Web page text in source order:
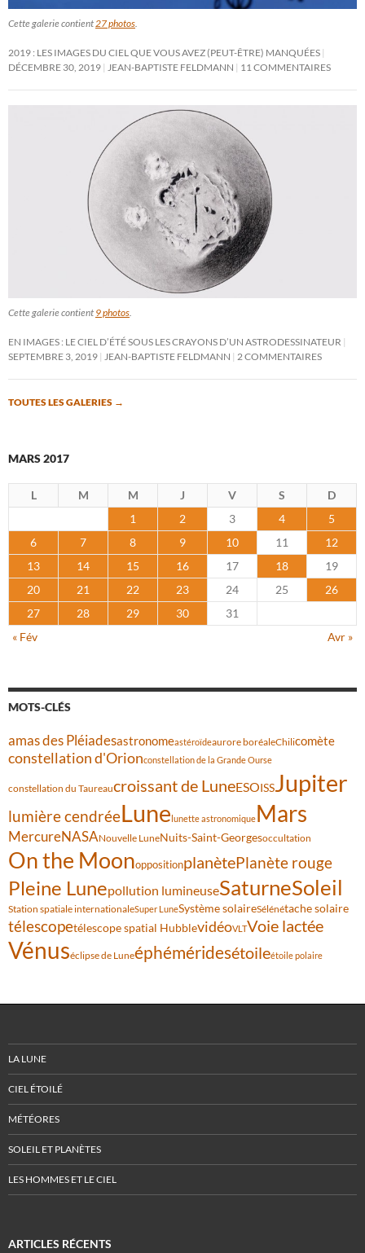
Cette galerie contient 27 photos
2019 : LES IMAGES DU CIEL QUE VOUS AVEZ (PEUT-ÊTRE) MANQUÉES
DÉCEMBRE 30, 2019
JEAN-BAPTISTE FELDMANN 11 COMMENTAIRES
Cette galerie contient 9 photos
EN IMAGES : LE CIEL D’ÉTÉ SOUS LES CRAYONS D’UN ASTRODESSINATEUR
SEPTEMBRE 3, 2019
JEAN-BAPTISTE FELDMANN 2 COMMENTAIRES
TOUTES LES GALERIES →
MARS 2017
L M M J V S
D
1
2 3 4
5
6
7 8 9 10 11
12
13
14 15 16 17 18
19
20
21 22 23 24 25
26
27
28 29 30
31
« Fév
Avr »
MOTS-CLÉS
amas des Pléiadesastronomeastéroïdeaurore boréaleChilicomète
constellation d'Orionconstellation de la Grande Ourse
constellation du Taureaucroissant de LuneESOISSJupiter
lumière cendréeLunelunette astronomiqueMars
MercureNASANouvelle LuneNuits-Saint-Georgesoccultation
On the MoonoppositionplanètePlanète rouge
Pleine Lunepollution lumineuseSaturneSoleil
Station spatiale internationaleSuper LuneSystème solaireSélénétache solaire
télescopetélescope spatial HubblevidéoVLTVoie lactée
Vénuséclipse de Luneéphéméridesétoileétoile polaire
LA LUNE
CIEL ÉTOILÉ
MÉTÉORES
SOLEIL ET PLANÈTES
LES HOMMES ET LE CIEL
ARTICLES RÉCENTS